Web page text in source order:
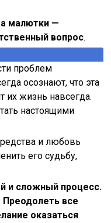
малютки —
вопрос.
проблем
осознают, что эта
их жизнь навсегда.
настоящими
и любовь
его судьбу,
и сложный процесс.
Преодолеть все
оказаться